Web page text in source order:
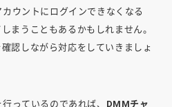
ウントにログインできなくなる
まうこともあるかもしれません。
認しながら対応をしていきましょ
っているのであれば、 DMMチャ